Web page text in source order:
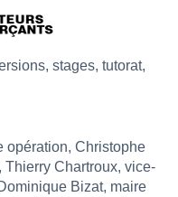
stages, tutorat,
opération, Christophe
Thierry Chartroux, vice-
Bizat, maire